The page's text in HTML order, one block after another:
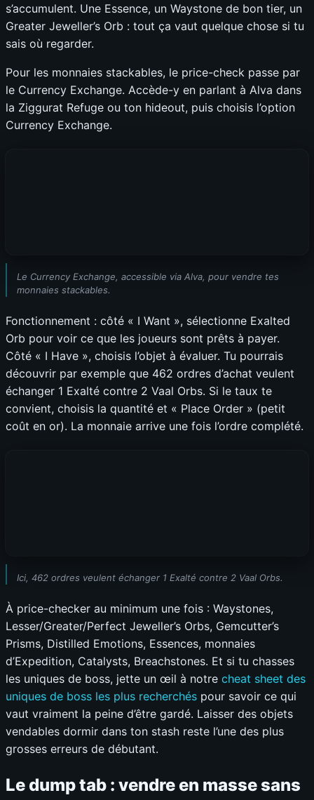
s’accumulent. Une Essence, un Waystone de bon tier, un
Greater Jeweller’s Orb : tout ça vaut quelque chose si tu
sais où regarder.
Pour les monnaies stackables, le price-check passe par
le Currency Exchange. Accède-y en parlant à Alva dans
la Ziggurat Refuge ou ton hideout, puis choisis l’option
Currency Exchange.
Le Currency Exchange, accessible via Alva, pour vendre tes
monnaies stackables.
Fonctionnement : côté « I Want », sélectionne Exalted
Orb pour voir ce que les joueurs sont prêts à payer.
Côté « I Have », choisis l’objet à évaluer. Tu pourrais
découvrir par exemple que 462 ordres d’achat veulent
échanger 1 Exalté contre 2 Vaal Orbs. Si le taux te
convient, choisis la quantité et « Place Order » (petit
coût en or). La monnaie arrive une fois l’ordre complété.
Ici, 462 ordres veulent échanger 1 Exalté contre 2 Vaal Orbs.
À price-checker au minimum une fois : Waystones,
Lesser/Greater/Perfect Jeweller’s Orbs, Gemcutter’s
Prisms, Distilled Emotions, Essences, monnaies
d’Expedition, Catalysts, Breachstones. Et si tu chasses
les uniques de boss, jette un œil à notre cheat sheet des
uniques de boss les plus recherchés pour savoir ce qui
vaut vraiment la peine d’être gardé. Laisser des objets
vendables dormir dans ton stash reste l’une des plus
grosses erreurs de débutant.
Le dump tab : vendre en masse sans